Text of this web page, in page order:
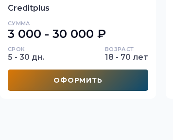
Creditplus
СУММА
3 000 - 30 000 ₽
СРОК
5 - 30 дн.
ВОЗРАСТ
18 - 70 лет
ОФОРМИТЬ